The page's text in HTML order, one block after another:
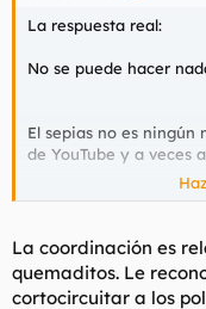
La respuesta real:
No se puede hacer
El sepias no es ningún
de YouTube y a veces
El tipo lo tiene
Es una emboscada en
El pedo va a acudir
La coordinación es
quemaditos. Le
cortocircuitar a los